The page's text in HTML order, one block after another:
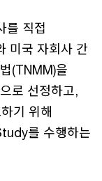
를 직접
미국 자회사 간
(TNMM)을
로 선정하고,
기 위해
를 수행하는